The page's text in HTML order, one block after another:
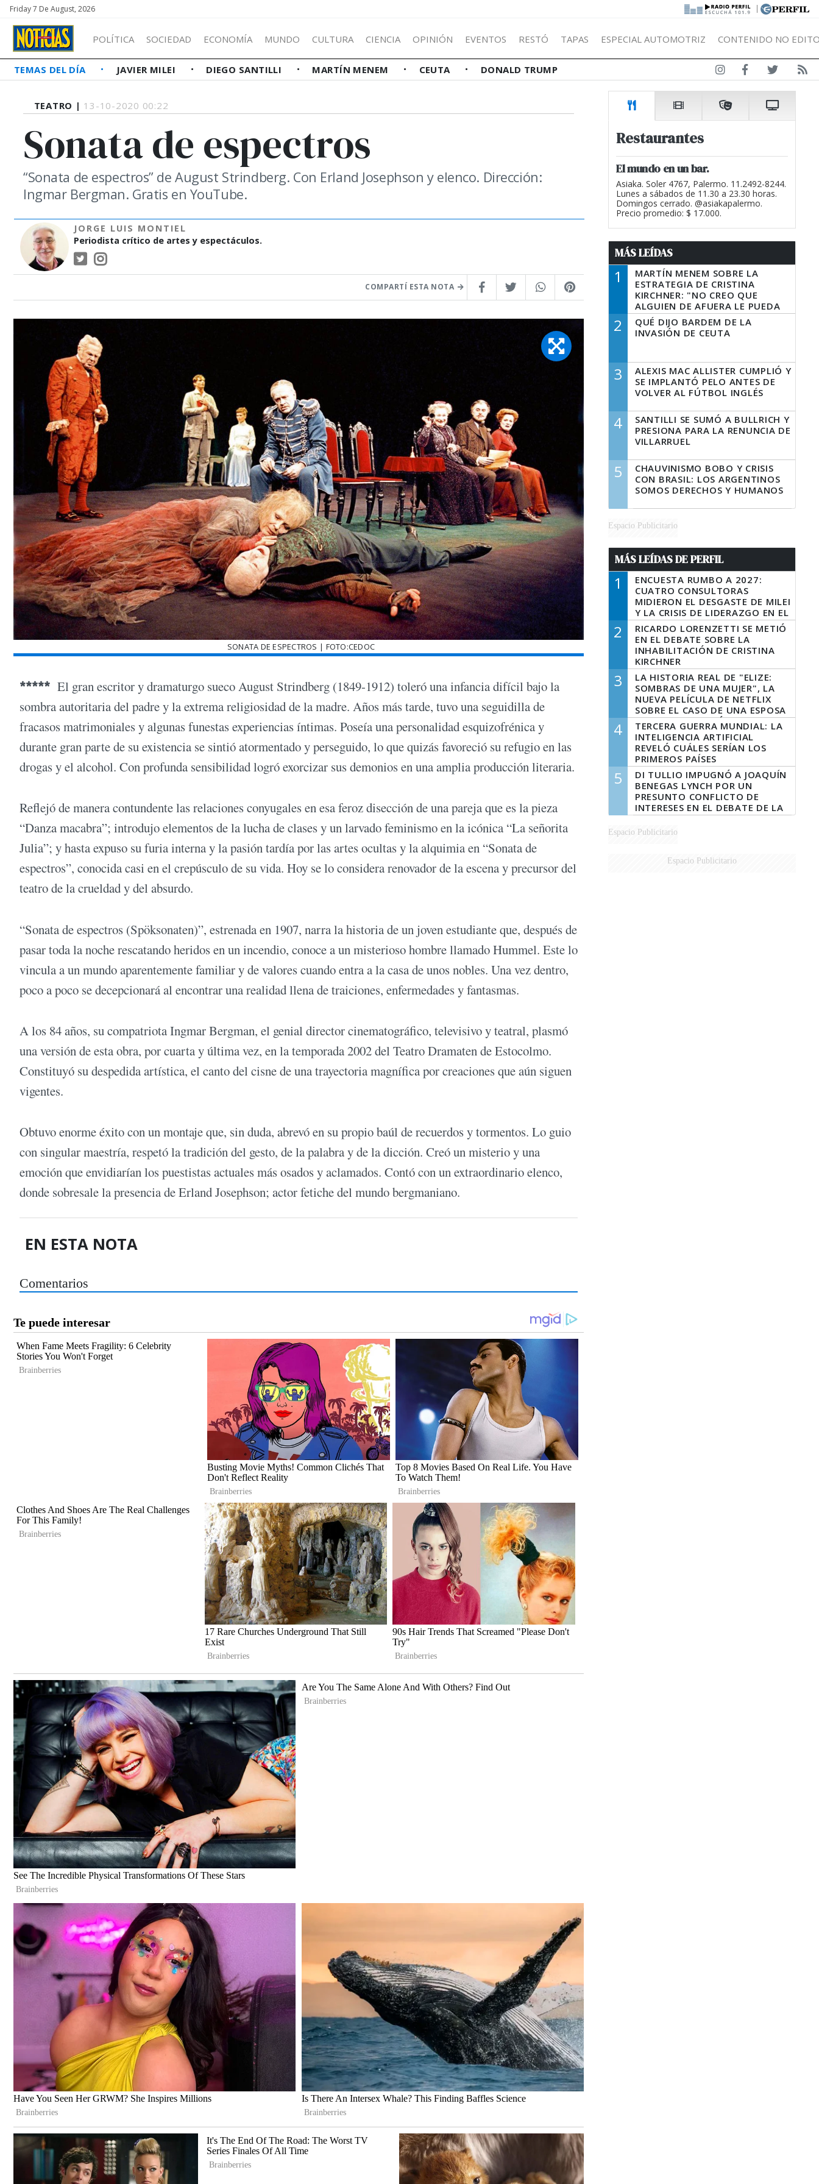
Friday 7 De August, 2026 |
POLÍTICA SOCIEDAD ECONOMÍA MUNDO CULTURA CIENCIA OPINIÓN EVENTOS RESTÓ TAPAS ESPECIAL AUTOMOTRIZ CONTENIDO NO
TEMAS DEL DÍA JAVIER MILEI DIEGO SANTILLI MARTÍN MENEM CEUTA DONALD TRUMP
TEATRO | 13-10-2020 00:22
Sonata de espectros
“Sonata de espectros” de August Strindberg. Con Erland Josephson y elenco. Dirección:
Ingmar Bergman. Gratis en YouTube.
JORGE LUIS MONTIEL
Periodista crítico de artes y espectáculos.
COMPARTÍ ESTA NOTA
SONATA DE ESPECTROS | FOTO:CEDOC
***** El gran escritor y dramaturgo sueco August Strindberg (1849-1912) toleró una infancia difícil bajo la
sombra autoritaria del padre y la extrema religiosidad de la madre. Años más tarde, tuvo una seguidilla de
fracasos matrimoniales y algunas funestas experiencias íntimas. Poseía una personalidad esquizofrénica y
durante gran parte de su existencia se sintió atormentado y perseguido, lo que quizás favoreció su refugio en las
drogas y el alcohol. Con profunda sensibilidad logró exorcizar sus demonios en una amplia producción literaria.
Reflejó de manera contundente las relaciones conyugales en esa feroz disección de una pareja que es la pieza
“Danza macabra”; introdujo elementos de la lucha de clases y un larvado feminismo en la icónica “La señorita
Julia”; y hasta expuso su furia interna y la pasión tardía por las artes ocultas y la alquimia en “Sonata de
espectros”, conocida casi en el crepúsculo de su vida. Hoy se lo considera renovador de la escena y precursor del
teatro de la crueldad y del absurdo.
“Sonata de espectros (Spöksonaten)”, estrenada en 1907, narra la historia de un joven estudiante que, después de
pasar toda la noche rescatando heridos en un incendio, conoce a un misterioso hombre llamado Hummel. Este lo
vincula a un mundo aparentemente familiar y de valores cuando entra a la casa de unos nobles. Una vez dentro,
poco a poco se decepcionará al encontrar una realidad llena de traiciones, enfermedades y fantasmas.
A los 84 años, su compatriota Ingmar Bergman, el genial director cinematográfico, televisivo y teatral, plasmó
una versión de esta obra, por cuarta y última vez, en la temporada 2002 del Teatro Dramaten de Estocolmo.
Constituyó su despedida artística, el canto del cisne de una trayectoria magnífica por creaciones que aún siguen
vigentes.
Obtuvo enorme éxito con un montaje que, sin duda, abrevó en su propio baúl de recuerdos y tormentos. Lo guio
con singular maestría, respetó la tradición del gesto, de la palabra y de la dicción. Creó un misterio y una
emoción que envidiarían los puestistas actuales más osados y aclamados. Contó con un extraordinario elenco,
donde sobresale la presencia de Erland Josephson; actor fetiche del mundo bergmaniano.
EN ESTA NOTA
Comentarios
Restaurantes
El mundo en un bar.
Asiaka. Soler 4767, Palermo. 11.2492-8244.
Lunes a sábados de 11.30 a 23.30 horas.
Domingos cerrado. @asiakapalermo.
Precio promedio: $ 17.000.
MÁS LEÍDAS
1
MARTÍN MENEM SOBRE LA
ESTRATEGIA DE CRISTINA
KIRCHNER: "NO CREO QUE
ALGUIEN DE AFUERA LE PUEDA
DECIR A LA JUSTICIA LO QUE
TIENE QUE HACER"
2
QUÉ DIJO BARDEM DE LA
INVASIÓN DE CEUTA
3
ALEXIS MAC ALLISTER CUMPLIÓ Y
SE IMPLANTÓ PELO ANTES DE
VOLVER AL FÚTBOL INGLÉS
4
SANTILLI SE SUMÓ A BULLRICH Y
PRESIONA PARA LA RENUNCIA DE
VILLARRUEL
5
CHAUVINISMO BOBO Y CRISIS
CON BRASIL: LOS ARGENTINOS
SOMOS DERECHOS Y HUMANOS
Espacio Publicitario
MÁS LEÍDAS DE PERFIL
1
ENCUESTA RUMBO A 2027:
CUATRO CONSULTORAS
MIDIERON EL DESGASTE DE MILEI
Y LA CRISIS DE LIDERAZGO EN EL
PERONISMO
2
RICARDO LORENZETTI SE METIÓ
EN EL DEBATE SOBRE LA
INHABILITACIÓN DE CRISTINA
KIRCHNER
3
LA HISTORIA REAL DE "ELIZE:
SOMBRAS DE UNA MUJER", LA
NUEVA PELÍCULA DE NETFLIX
SOBRE EL CASO DE UNA ESPOSA
QUE DESCUARTIZÓ A SU
MARIDO
4
TERCERA GUERRA MUNDIAL: LA
INTELIGENCIA ARTIFICIAL
REVELÓ CUÁLES SERÍAN LOS
PRIMEROS PAÍSES
LATINOAMERICANOS EN SER
DERROTADOS
5
DI TULLIO IMPUGNÓ A JOAQUÍN
BENEGAS LYNCH POR UN
PRESUNTO CONFLICTO DE
INTERESES EN EL DEBATE DE LA
LEY DE TIERRAS
Espacio Publicitario
Espacio Publicitario